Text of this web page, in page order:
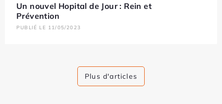
Un nouvel Hopital de Jour : Rein et
Prévention
PUBLIÉ LE 11/05/2023
Plus d'articles